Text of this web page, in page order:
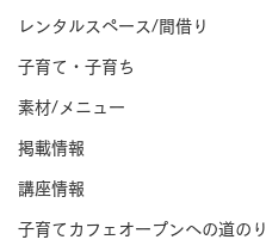
レンタルスペース/間借り
子育て・子育ち
素材/メニュー
掲載情報
講座情報
子育てカフェオープンへの道のり